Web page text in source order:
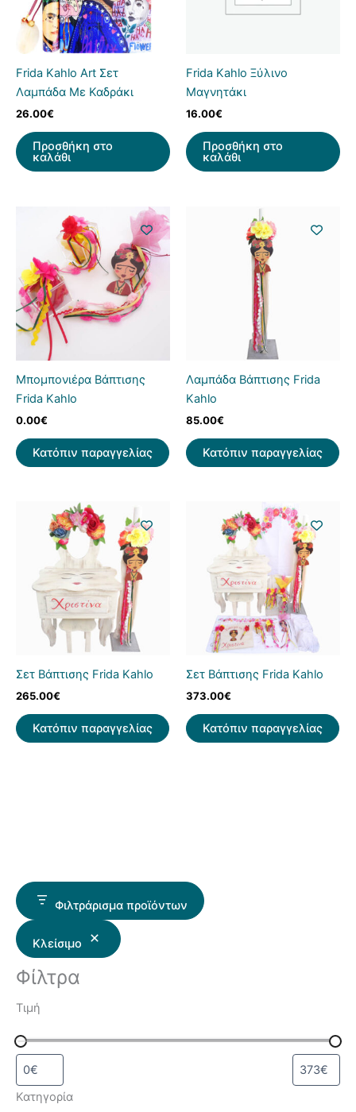
Φιλτράρισμα προϊόντων
Κλείσιμο
Φίλτρα
Τιμή
Κατηγορία
Frida Kahlo Art Σετ
Λαμπάδα Με Καδράκι
26.00€
Προσθήκη στο
καλάθι
Frida Kahlo Ξύλινο
Μαγνητάκι
16.00€
Προσθήκη στο
καλάθι
Μπομπονιέρα Βάπτισης
Frida Kahlo
0.00€
Κατόπιν παραγγελίας
Λαμπάδα Βάπτισης Frida
Kahlo
85.00€
Κατόπιν παραγγελίας
Σετ Βάπτισης Frida Kahlo
265.00€
Κατόπιν παραγγελίας
Σετ Βάπτισης Frida Kahlo
373.00€
Κατόπιν παραγγελίας